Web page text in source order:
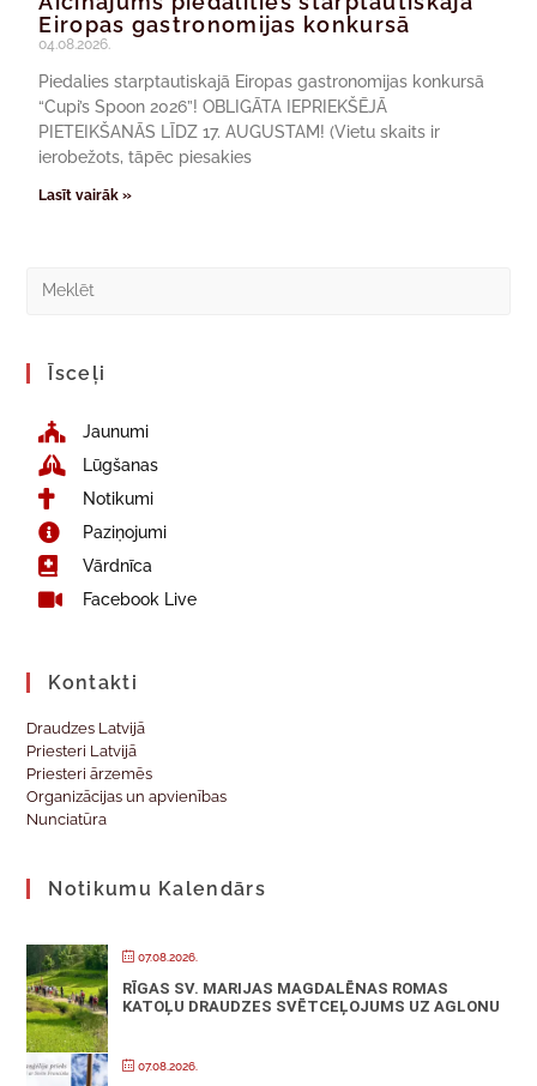
Eiropas gastronomijas konkursā
04.08.2026.
Piedalies starptautiskajā Eiropas gastronomijas konkursā
“Cupi’s Spoon 2026”! OBLIGĀTA IEPRIEKŠĒJĀ
PIETEIKŠANĀS LĪDZ 17. AUGUSTAM! (Vietu skaits ir
ierobežots, tāpēc piesakies
Lasīt vairāk »
Īsceļi
Jaunumi
Lūgšanas
Notikumi
Paziņojumi
Vārdnīca
Facebook Live
Kontakti
Draudzes Latvijā
Priesteri Latvijā
Priesteri ārzemēs
Organizācijas un apvienības
Nunciatūra
Notikumu Kalendārs
07.08.2026.
RĪGAS SV. MARIJAS MAGDALĒNAS ROMAS
KATOĻU DRAUDZES SVĒTCEĻOJUMS UZ AGLONU
07.08.2026.